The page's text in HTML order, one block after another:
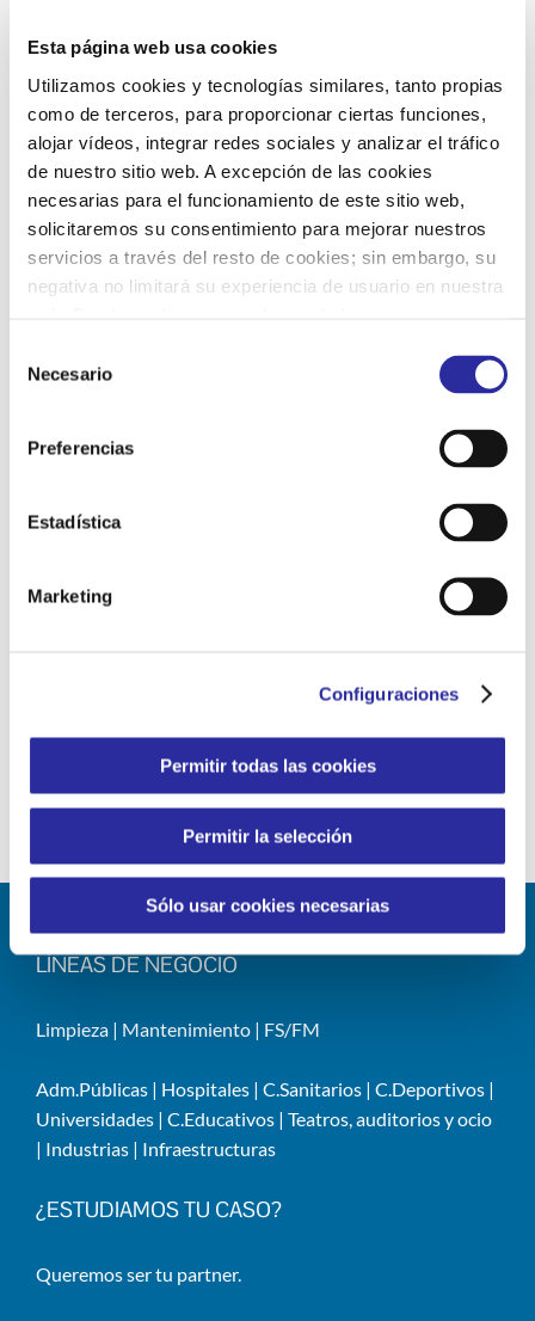
Esta página web usa cookies
Utilizamos cookies y tecnologías similares, tanto propias
como de terceros, para proporcionar ciertas funciones,
alojar vídeos, integrar redes sociales y analizar el tráfico
de nuestro sitio web. A excepción de las cookies
necesarias para el funcionamiento de este sitio web,
solicitaremos su consentimiento para mejorar nuestros
servicios a través del resto de cookies; sin embargo, su
negativa no limitará su experiencia de usuario en nuestra
más información, puede consultar nuestra
Política de
Necesario
Preferencias
Estadística
Marketing
Configuraciones
Permitir todas las cookies
Permitir la selección
Sólo usar cookies necesarias
desinfección luz UV-C
Día de las Escuadras
Día Mundial del Medio Ambiente Ecolabel
economía social
eliminación de la violencia de género
equipos de profesionales gestión reponsable
Hospital Vall d'Hebron
infantes hospitalizados
medio ambiente
servicios de limpieza sostenibilidad
LÍNEAS DE NEGOCIO
Limpieza | Mantenimiento | FS/FM
Adm.Públicas | Hospitales | C.Sanitarios | C.Deportivos |
Universidades | C.Educativos | Teatros, auditorios y ocio
| Industrias | Infraestructuras
¿ESTUDIAMOS TU CASO?
Queremos ser tu partner.